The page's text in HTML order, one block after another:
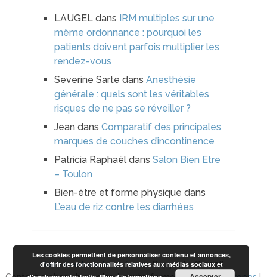
LAUGELdans
IRM multiples sur une
même ordonnance : pourquoi les
patients doivent parfois multiplier les
rendez-vous
Severine Sarte dans Anesthésie
générale : quels sont les véritables
risques de ne pas se réveiller ?
Jeandans Comparatif des principales
marques de couches d’incontinence
Patricia Raphaëldans Salon Bien Etre
– Toulon
Bien-être et forme physique dans
L’eau de riz contre les diarrhées
Bien-être beauté et formeCopyright © 2026.
Les cookies permettent de personnaliser contenu et annonces,
d'offrir des fonctionnalités relatives aux médias sociaux et